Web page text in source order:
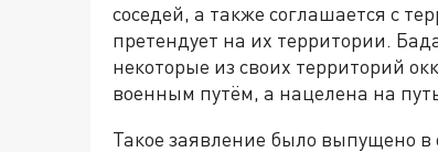
соседей, а также соглашается с
претендует на их территории.
некоторые из своих территорий
военным путём, а нацелена на
Такое заявление было выпущено